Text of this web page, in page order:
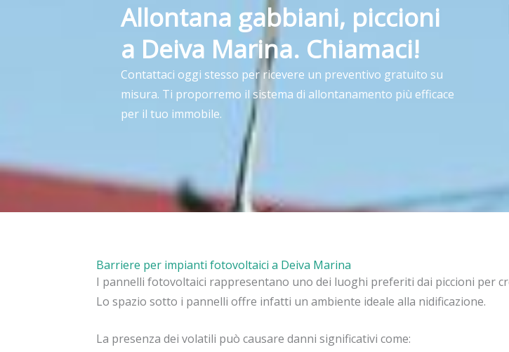
Allontana gabbiani, piccioni
a Deiva Marina. Chiamaci!
Contattaci oggi stesso per ricevere un preventivo gratuito su
misura. Ti proporremo il sistema di allontanamento più efficace
per il tuo immobile.
Barriere per impianti fotovoltaici a Deiva Marina
I pannelli fotovoltaici rappresentano uno dei luoghi preferiti dai piccioni per
Lo spazio sotto i pannelli offre infatti un ambiente ideale alla nidificazione.
La presenza dei volatili può causare danni significativi come: